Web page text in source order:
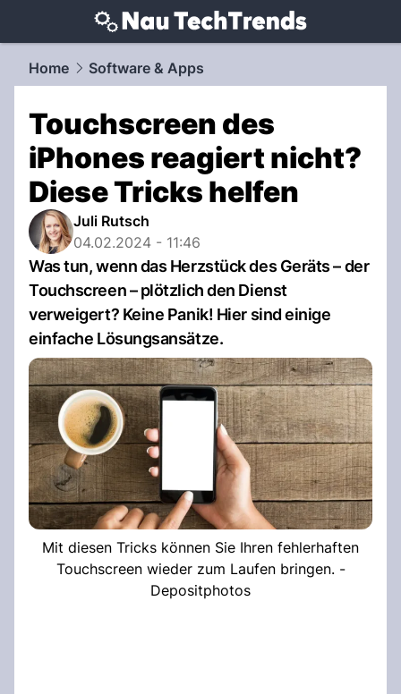
techtrends.NAU.ch
Home Software & Apps
Touchscreen des
iPhones reagiert nicht?
Diese Tricks helfen
Juli Rutsch
04.02.2024 - 11:46
Was tun, wenn das Herzstück des Geräts – der
Touchscreen – plötzlich den Dienst
verweigert? Keine Panik! Hier sind einige
einfache Lösungsansätze.
Mit diesen Tricks können Sie Ihren fehlerhaften
Touchscreen wieder zum Laufen bringen. -
Depositphotos